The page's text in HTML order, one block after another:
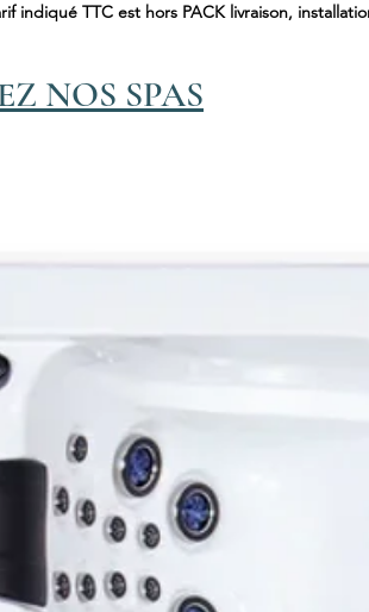
indiqué TTC est hors PACK livraison,
NOS SPAS